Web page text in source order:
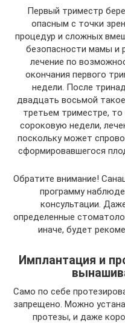
Первый триместр
опасным с точки
процедур и сложных
безопасности мамы и
лечение по
окончания первого
недели. После
двадцать восьмой
третьем триместре,
сороковую недели,
поскольку может
сформировавшегося
Обратите внимание!
программу
консультации.
определенные
иначе, будет
Имплантация и
Само по себе
запрещено. Можно
протезы, и даже